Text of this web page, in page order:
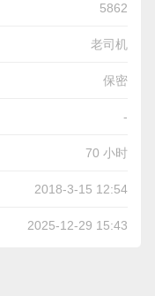
5862
老司机
保密
-
70 小时
2018-3-15 12:54
2025-12-29 15:43